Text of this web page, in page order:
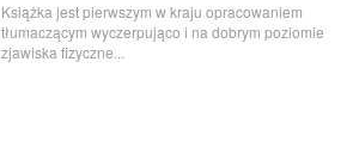
Książka jest pierwszym w kraju opracowaniem
tłumaczącym wyczerpująco i na dobrym poziomie
zjawiska fizyczne...